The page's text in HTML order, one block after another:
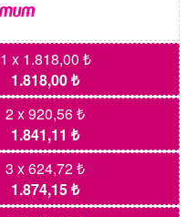
1 x 1.818,00 ₺
1.818,00 ₺
2 x 920,56 ₺
1.841,11 ₺
3 x 624,72 ₺
1.874,15 ₺